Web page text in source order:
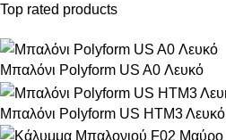
Top rated products
Μπαλόνι Polyform US A0 Λευκό
Μπαλόνι Polyform US ΗΤΜ3 Λευκό